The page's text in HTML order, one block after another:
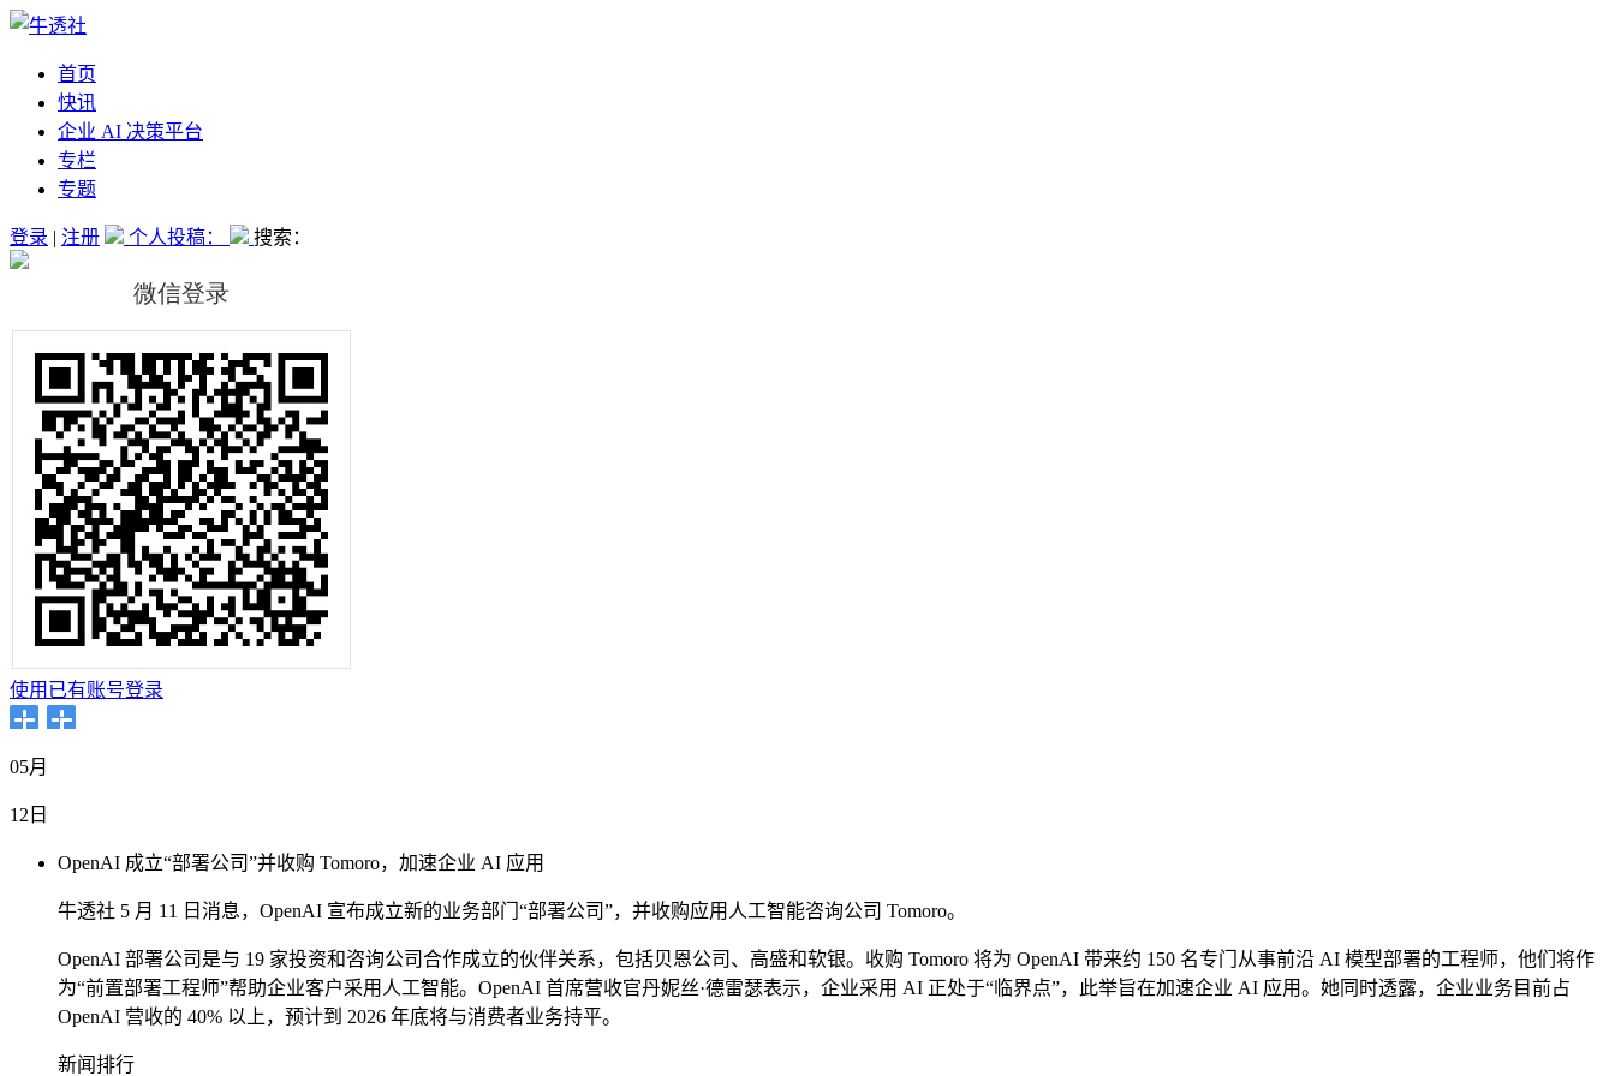
首页
快讯
企业 AI 决策平台
专栏
专题
登录 | 注册 个人投稿： 搜索：
使用已有账号登录
05月
12日
OpenAI 成立“部署公司”并收购 Tomoro，加速企业 AI 应用
牛透社 5 月 11 日消息，OpenAI 宣布成立新的业务部门“部署公司”，并收购应用人工智能咨询公司 Tomoro。
OpenAI 部署公司是与 19 家投资和咨询公司合作成立的伙伴关系，包括贝恩公司、高盛和软银。收购 Tomoro 将为 OpenAI 带来约 150 名专门从事前沿 AI 模型部署的工程师，他们将作
为“前置部署工程师”帮助企业客户采用人工智能。OpenAI 首席营收官丹妮丝·德雷瑟表示，企业采用 AI 正处于“临界点”，此举旨在加速企业 AI 应用。她同时透露，企业业务目前占
OpenAI 营收的 40% 以上，预计到 2026 年底将与消费者业务持平。
新闻排行